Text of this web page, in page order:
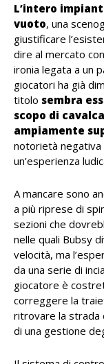
L’intero
vuoto, una
giustificare
dire al mercato
ironia legata a un
giocatori ha già
titolo sembra
scopo di
ampiamente
notorietà
un’esperienza
A mancare sono
a più riprese di
sezioni che
nelle quali Bubsy
velocità, ma
da una serie di
giocatore è
correggere la
ritrovare la strada
di una gestione